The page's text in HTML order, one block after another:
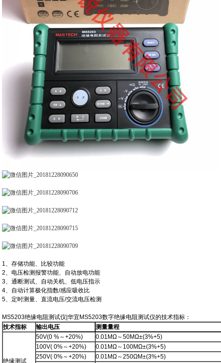
1、存储功能、
比较功能
2、电压检测报警功能、 自动放电功能
3、通断测试、 自动关机、低电压指示
4、自动计算极化指数/感应吸收比
5、定时测量、直流电压/交流电压检测
MS5203绝缘电阻测试仪|华宜MS5203数字绝缘电阻测试仪的技术指标：
技术指标
输出电压 测量量程
绝缘测试
50V(0 %～+20%) 0.01MΩ～50MΩ±(3%+5)
100V( 0%～+20%) 0.01MΩ～ 100MΩ±(3%+5)
250V( 0%～+20%) 0.01MΩ～250ΩM±(3%+5)